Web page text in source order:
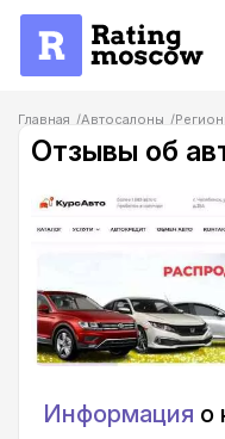
Главная Автосалоны
Отзывы на автосалоны в
Отзывы об
Информация о